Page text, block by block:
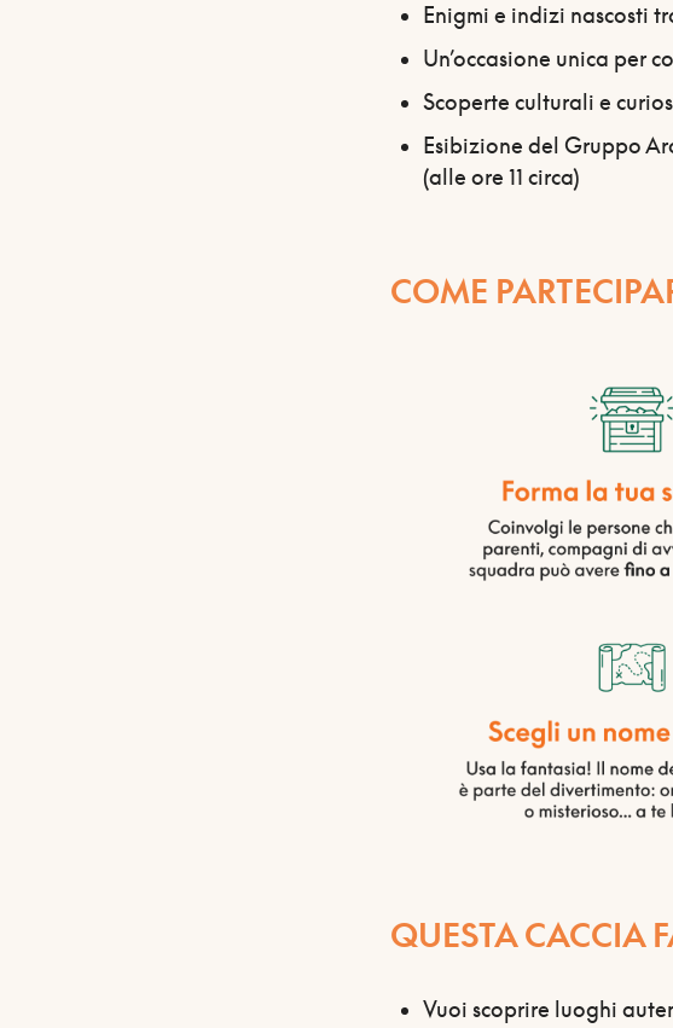
Enigmi e indizi nascosti
Un’occasione unica per
Scoperte culturali e
Esibizione del Gruppo
(alle ore 11 circa)
COME
QUESTA CACCIA
Vuoi scoprire luoghi